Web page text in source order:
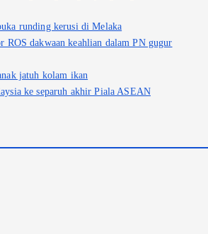
runding kerusi di Melaka
ROS dakwaan keahlian dalam PN gugur
jatuh kolam ikan
ke separuh akhir Piala ASEAN